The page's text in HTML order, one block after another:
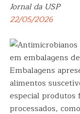
Jornal da USP
22/05/2026
Embalagens
alimentos
especial produtos
processados,